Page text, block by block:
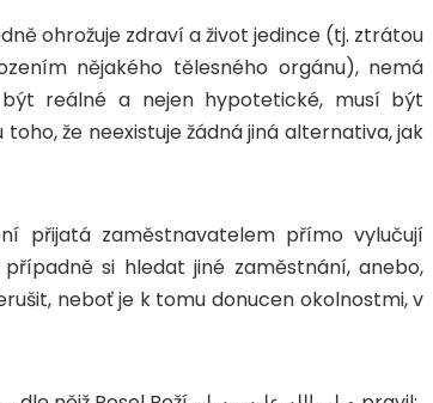
ohrožuje zdraví a život jedince (tj. ztrátou
nějakého tělesného orgánu), nemá
reálné a nejen hypotetické, musí být
že neexistuje žádná jiná alternativa, jak
přijatá zaměstnavatelem přímo vylučují
si hledat jiné zaměstnání, anebo,
neboť je k tomu donucen okolnostmi, v